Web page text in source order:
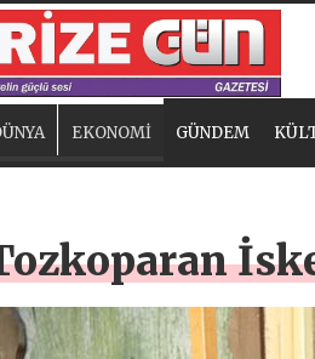
EKONOMİ GÜNDEM